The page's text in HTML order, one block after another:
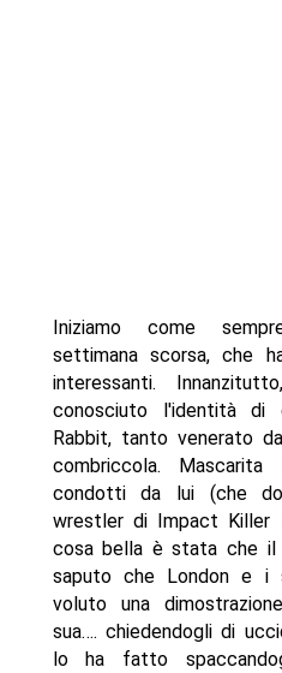
Iniziamo come
settimana scorsa, che
interessanti.
conosciuto l'identità di
Rabbit, tanto venerato
combriccola.
condotti da lui (che
wrestler di Impact Killer
cosa bella è stata che
saputo che London e i
voluto una
sua…. chiedendogli di
lo ha fatto